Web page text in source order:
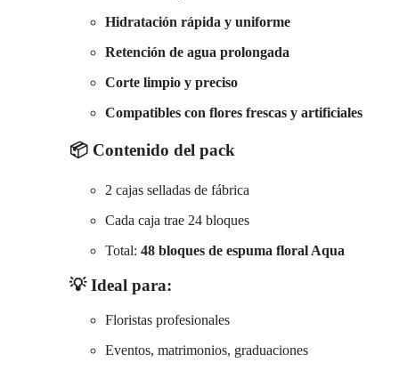
Hidratación rápida y uniforme
Retención de agua prolongada
Corte limpio y preciso
Compatibles con flores frescas y artificiales
📦 Contenido del pack
2 cajas selladas de fábrica
Cada caja trae 24 bloques
Total: 48 bloques de espuma floral Aqua
💡 Ideal para:
Floristas profesionales
Eventos, matrimonios, graduaciones